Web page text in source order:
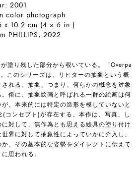
2001
color photograph
x 10.2 cm (4 × 6 in.)
PHILLIPS, 2022
塗り残した部分から覗いている。「Overpa
このシリーズは、リヒターの抽象という概
れる。抽象、つまり、何らかの概念を対象
俗に、抽象絵画と呼ばれる一群の絵画は何
、本来的には特定の造形を模していないと
コンセプト)が存在する。本作は、写真、し
対して、無作為とも思える絵具の塗り付け
界に対して抽象性によっていかに介入し、
、その基本的な姿勢をダイレクトに伝えて
思われる。